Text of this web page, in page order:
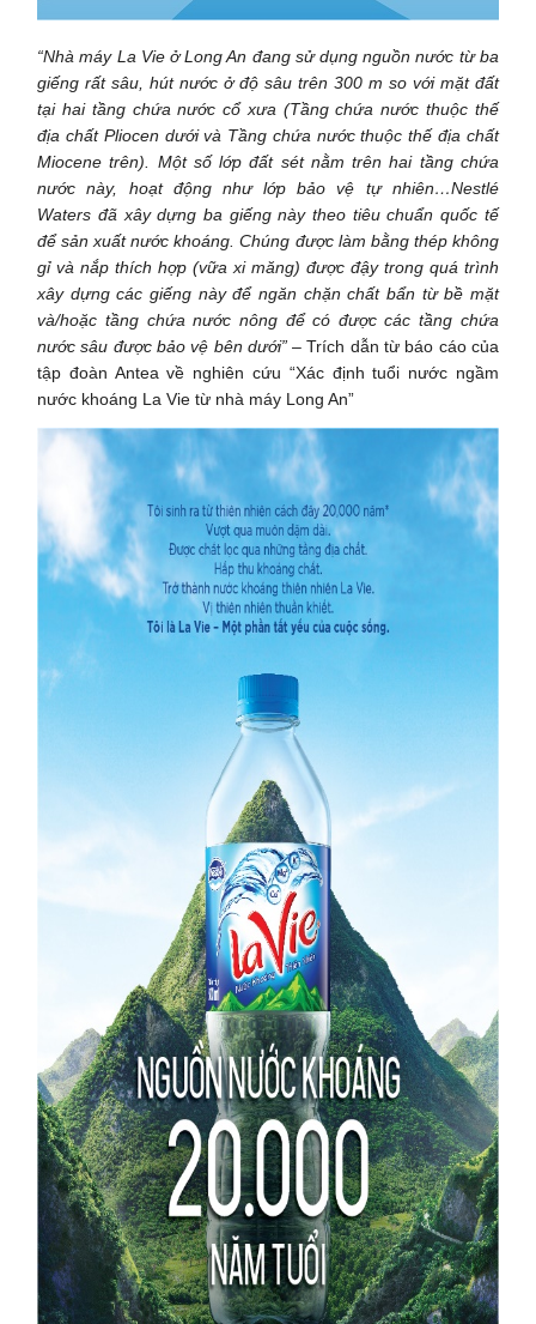
“Nhà máy La Vie ở Long An đang sử dụng nguồn nước từ ba
giếng rất sâu, hút nước ở độ sâu trên 300 m so với mặt đất
tại hai tầng chứa nước cổ xưa (Tầng chứa nước thuộc thế
địa chất Pliocen dưới và Tầng chứa nước thuộc thế địa chất
Miocene trên). Một số lớp đất sét nằm trên hai tầng chứa
nước này, hoạt động như lớp bảo vệ tự nhiên…Nestlé
Waters đã xây dựng ba giếng này theo tiêu chuẩn quốc tế
để sản xuất nước khoáng. Chúng được làm bằng thép không
gỉ và nắp thích hợp (vữa xi măng) được đậy trong quá trình
xây dựng các giếng này để ngăn chặn chất bẩn từ bề mặt
và/hoặc tầng chứa nước nông để có được các tầng chứa
nước sâu được bảo vệ bên dưới”– Trích dẫn từ báo cáo của
tập đoàn Antea về nghiên cứu “Xác định tuổi nước ngầm
nước khoáng La Vie từ nhà máy Long An”